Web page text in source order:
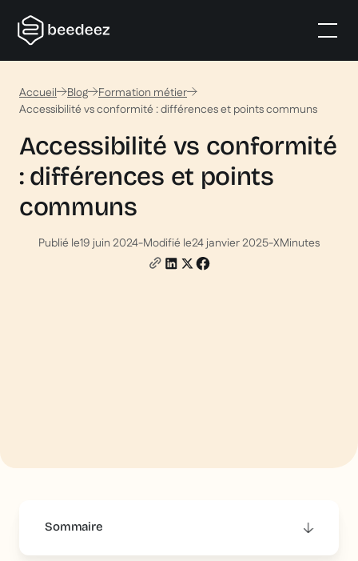
Accueil Blog
Formation métier
Accessibilité vs conformité : différences et points communs
Accessibilité vs conformité
: différences et points
communs
Publié le19 juin 2024-Modifié le24 janvier 2025-XMinutes
Sommaire